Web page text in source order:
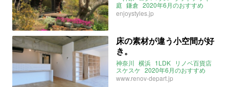
庭 鎌倉 2020年6月のおすすめ
enjoystyles.jp
床の素材が違う小空間が好
き。
神奈川 横浜 1LDK リノベ百貨店
スケスケ 2020年6月のおすすめ
www.renov-depart.jp